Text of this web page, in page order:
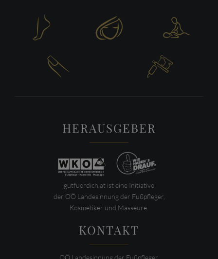
 



HERAUSGEBER
gutfuerdich.at ist eine Initiative
der OÖ Landesinnung der Fußpfleger,
Kosmetiker und Masseure.
KONTAKT
OÖ Landesinnung der Fußpfleger,